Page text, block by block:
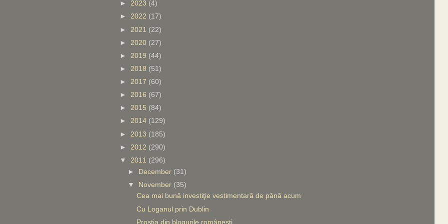
► 2023 (4)
► 2022 (17)
► 2021 (22)
► 2020 (27)
► 2019 (44)
► 2018 (51)
► 2017 (60)
► 2016 (67)
► 2015 (84)
► 2014 (129)
► 2013 (185)
► 2012 (290)
▼ 2011 (296)
► December (31)
▼ November (35)
Cea mai bună investiţie vestimentară de până acum
Cu Loganul prin Dublin
Prostia din blogurile româneşti